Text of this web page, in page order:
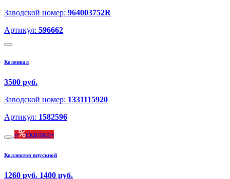
Заводской номер: 964003752R
Артикул: 596662
Коленвал
3500 руб.
Заводской номер: 1331115920
Артикул: 1582596
скидка
Коллектор впускной
1260 руб. 1400 руб.